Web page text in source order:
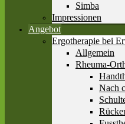
Simba
Impressionen
Angebot
Ergotherapie bei
Allgemein
Rheuma-
Nach